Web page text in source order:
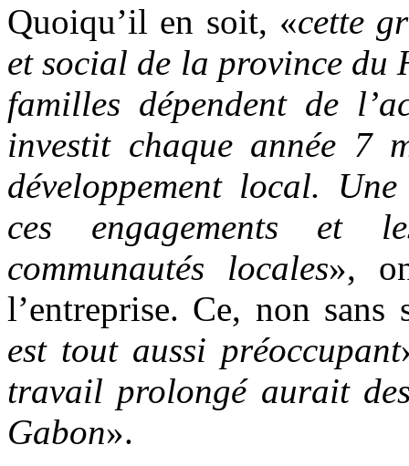
Quoiqu’il en soit, «cette
et social de la province du
familles dépendent de
investit chaque année 7
développement local.
ces engagements et
communautés locales»,
l’entreprise. Ce, non sans
est tout aussi préoccupant
travail prolongé aurait
Gabon».